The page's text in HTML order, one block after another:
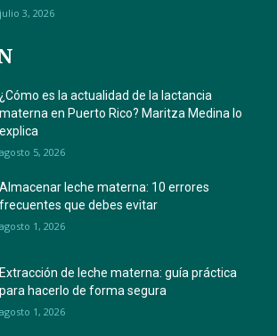
julio 3, 2026
¿Cómo es la actualidad de la lactancia
materna en Puerto Rico? Maritza Medina lo
explica
agosto 5, 2026
Almacenar leche materna: 10 errores
frecuentes que debes evitar
agosto 1, 2026
Extracción de leche materna: guía práctica
para hacerlo de forma segura
agosto 1, 2026